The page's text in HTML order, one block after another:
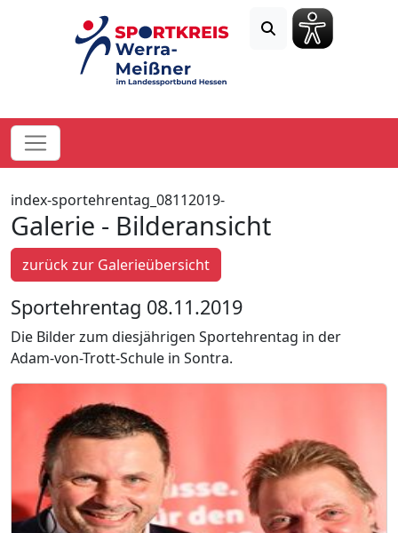
index-sportehrentag_08112019-
Galerie - Bilderansicht
zurück zur Galerieübersicht
Sportehrentag 08.11.2019
Die Bilder zum diesjährigen Sportehrentag in der
Adam-von-Trott-Schule in Sontra.